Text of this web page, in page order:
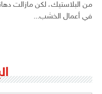
من البلاستيك، لكن مازالت
في أعمال الخشب...